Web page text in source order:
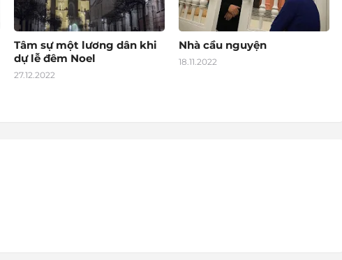
Tâm sự một lương dân khi
dự lễ đêm Noel
27.12.2022
Nhà cầu nguyện
18.11.2022